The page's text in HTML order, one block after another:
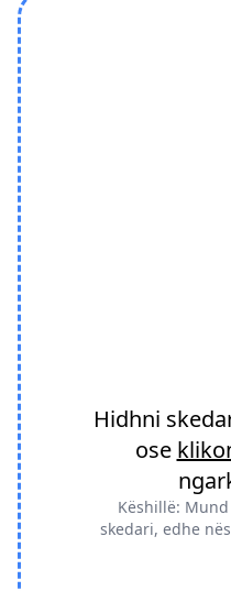
Hidhni
ose
Këshillë:
skedari, edhe